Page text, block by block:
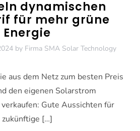
dynamischen
für mehr grüne
Energie
by Firma SMA Solar Technology
aus dem Netz zum besten Preis
den eigenen Solarstrom
Gute Aussichten für
zukünftige […]